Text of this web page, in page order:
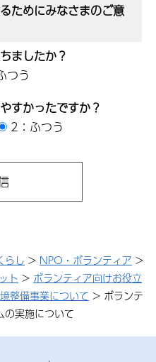
ためにみなさまのご意
ましたか？
つう
すかったですか？
2：ふつう
らし > NPO・ボランティア >
ト > ボランティア向けお役立
整備事業について > ボランテ
の実施について